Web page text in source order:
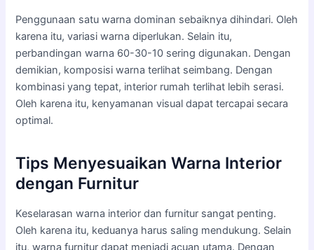
Penggunaan satu warna dominan sebaiknya dihindari. Oleh
karena itu, variasi warna diperlukan. Selain itu,
perbandingan warna 60-30-10 sering digunakan. Dengan
demikian, komposisi warna terlihat seimbang. Dengan
kombinasi yang tepat, interior rumah terlihat lebih serasi.
Oleh karena itu, kenyamanan visual dapat tercapai secara
optimal.
Tips Menyesuaikan Warna Interior
dengan Furnitur
Keselarasan warna interior dan furnitur sangat penting.
Oleh karena itu, keduanya harus saling mendukung. Selain